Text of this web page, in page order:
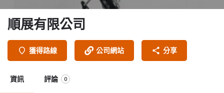
順展有限公司
獲得路線 公司網站 分享
資訊 評論 0